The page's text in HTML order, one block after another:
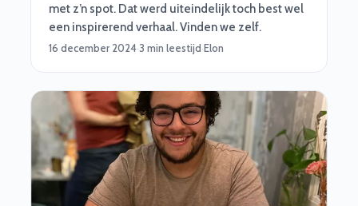
met z’n spot. Dat werd uiteindelijk toch best wel
een inspirerend verhaal. Vinden we zelf.
16 december 2024·3 min leestijd·Elon